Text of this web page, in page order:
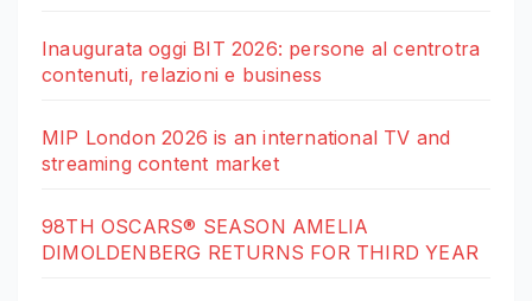
Inaugurata oggi BIT 2026: persone al centrotra
contenuti, relazioni e business
MIP London 2026 is an international TV and
streaming content market
98TH OSCARS® SEASON AMELIA
DIMOLDENBERG RETURNS FOR THIRD YEAR